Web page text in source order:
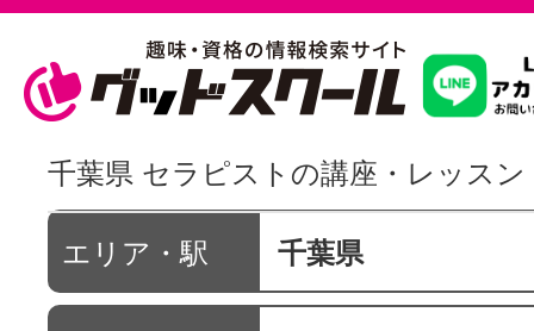
習いたいこ
スクールを
千葉県 セラピストの講座・レッスン
エリア・駅 千葉県